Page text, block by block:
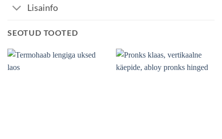
Lisainfo
SEOTUD TOOTED